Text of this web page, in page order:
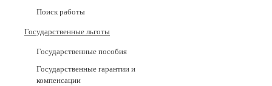
Поиск работы
Государственные льготы
Государственные пособия
Государственные гарантии и
компенсации